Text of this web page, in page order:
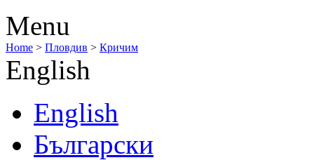
Menu
Home > Пловдив > Кричим
English
English
Български